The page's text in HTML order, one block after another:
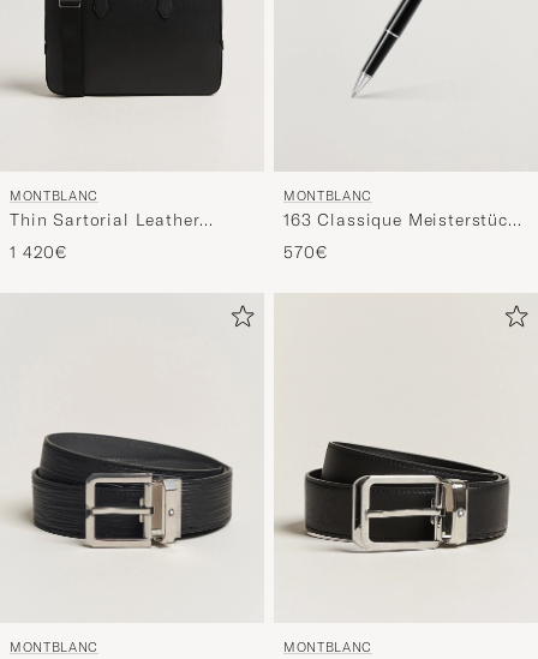
MONTBLANC
Thin Sartorial Leather
Briefcase Black
1 420€
MONTBLANC
163 Classique Meisterstück
Rollerball Pen Platinum
Line
570€
MONTBLANC MONTBLANC